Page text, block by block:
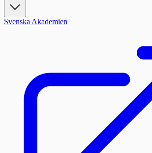
Svenska Akademien